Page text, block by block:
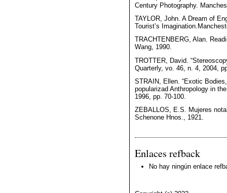
Century Photography.
TAYLOR, John. A Dream of
Tourist’s
TRACHTENBERG, Alan.
Wang, 1990.
TROTTER, David.
Quarterly, vo. 46, n. 4, 2004,
STRAIN, Ellen. “Exotic
popularizad Anthropology in
1996, pp. 70-100.
ZEBALLOS, E.S. Mujeres
Schenone Hnos., 1921.
Enlaces refback
No hay ningún enlace